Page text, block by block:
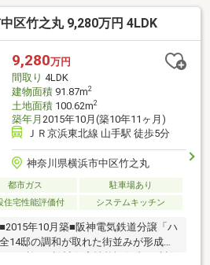
使用可能・ビルドインガレージ付(車
すけっと山手駅前通り店 徒歩2分(約
徒歩6分(約460m)※別途車庫面積
しをお手伝いします
ご相談はお気軽にお問い合わせく
区竹之丸 9,280万円 4LDK
9,280万円
間取り 4LDK
建物面積91.87m2
土地面積100.62m2
築年月 2015年10月(築10年11ヶ月)
ＪＲ京浜東北線 山手駅 徒歩5分
神奈川県横浜市中区竹之丸
都市ガス
駐車場あり
住宅性能評価付 システムキッチン
年10月築■阪神電気鉄道分譲「ハ
14邸の調和が取れた街並みが形成さ